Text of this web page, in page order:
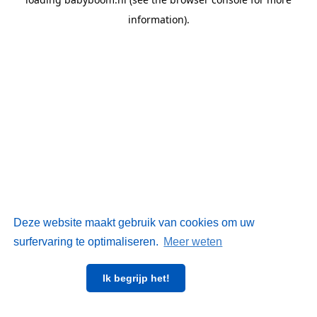
Deze website maakt gebruik van cookies om uw
surfervaring te optimaliseren. Meer weten
Ik begrijp het!
information).